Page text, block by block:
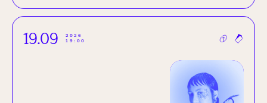
19.09
2026
19:00